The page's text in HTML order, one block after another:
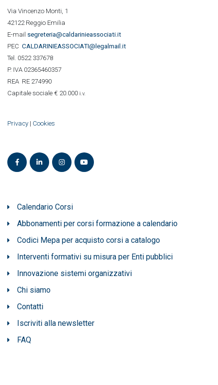
Via Vincenzo Monti, 1
42122 Reggio Emilia
E-mail segreteria@caldarinieassociati.it
PEC CALDARINIEASSOCIATI@legalmail.it
Tel. 0522 337678
P. IVA 02365460357
REA RE 274990
Capitale sociale € 20.000 i.v.
Privacy | Cookies
Calendario Corsi
Abbonamenti per corsi formazione a calendario
Codici Mepa per acquisto corsi a catalogo
Interventi formativi su misura per Enti pubblici
Innovazione sistemi organizzativi
Chi siamo
Contatti
Iscriviti alla newsletter
FAQ